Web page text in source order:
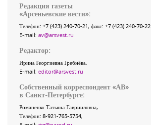
Редакция газеты
«Арсеньевские вести»:
Телефон: +7 (423) 240-70-21, факс: +7 (423) 240-70-22
E-mail: av@arsvest.ru
Редактор:
Ирина Георгиевна Гребнёва,
E-mail: editor@arsvest.ru
Собственный корреспондент «АВ»
в Санкт-Петербурге:
Романенко Татьяна Гаврииловна,
Телефон: 8-921-765-5754,